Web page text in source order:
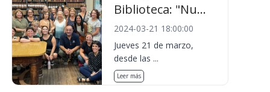
Biblioteca: "Nu...
2024-03-21 18:00:00
Jueves 21 de marzo,
desde las ...
Leer más